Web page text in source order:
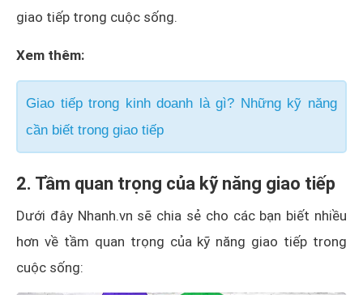
giao tiếp trong cuộc sống.
Xem thêm:
Giao tiếp trong kinh doanh là gì? Những kỹ năng
cần biết trong giao tiếp
2. Tầm quan trọng của kỹ năng giao tiếp
Dưới đây Nhanh.vn sẽ chia sẻ cho các bạn biết nhiều
hơn về tầm quan trọng của kỹ năng giao tiếp trong
cuộc sống: